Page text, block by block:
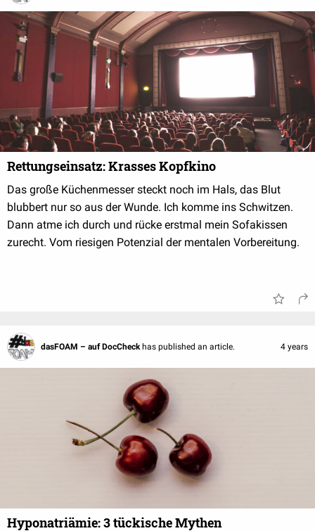
Rettungseinsatz: Krasses Kopfkino
Das große Küchenmesser steckt noch im Hals, das Blut
blubbert nur so aus der Wunde. Ich komme ins Schwitzen.
Dann atme ich durch und rücke erstmal mein Sofakissen
zurecht. Vom riesigen Potenzial der mentalen Vorbereitung.
dasFOAM – auf DocCheck has published an article. 4 years
Hyponatriämie: 3 tückische Mythen